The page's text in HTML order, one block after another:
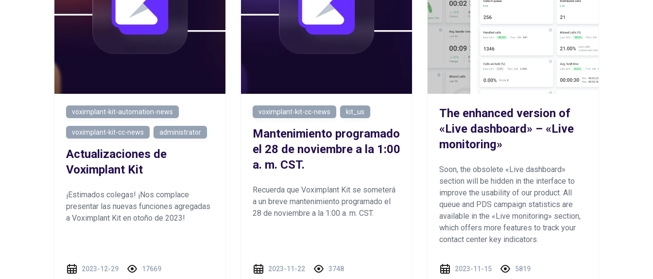
voximplant-kit-automation-news
voximplant-kit-cc-news administrator
Actualizaciones de
Voximplant Kit
¡Estimados colegas! ¡Nos complace
presentar las nuevas funciones agregadas
a Voximplant Kit en otoño de 2023!
2023-12-29 17669
voximplant-kit-cc-news kit_us
Mantenimiento programado
el 28 de noviembre a la 1:00
a. m. CST.
Recuerda que Voximplant Kit se someterá
a un breve mantenimiento programado el
28 de noviembre a la 1:00 a. m. CST.
2023-11-22 3748
The enhanced version of
«Live dashboard» – «Live
monitoring»
Soon, the obsolete «Live dashboard»
section will be hidden in the interface to
improve the usability of our product. All
queue and PDS campaign statistics are
available in the «Live monitoring» section,
which offers more features to track your
contact center key indicators.
2023-11-15 5819